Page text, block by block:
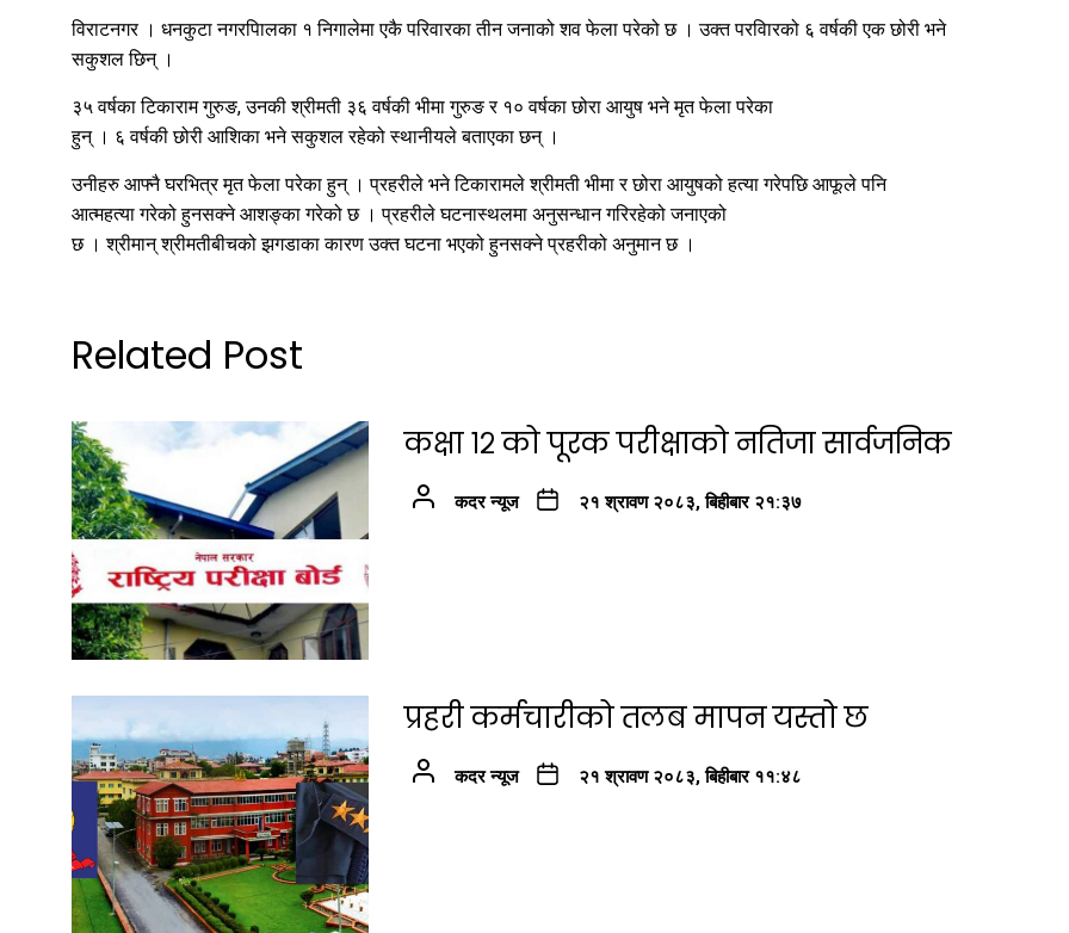
विराटनगर । धनकुटा नगरपािलका १ निगालेमा एकै परिवारका तीन जनाको शव फेला परेको छ । उक्त परविारको ६ वर्षकी एक छोरी भने
सकुशल छिन् ।
३५ वर्षका टिकाराम गुरुङ, उनकी श्रीमती ३६ वर्षकी भीमा गुरुङ र १० वर्षका छोरा आयुष भने मृत फेला परेका
हुन् । ६ वर्षकी छोरी आशिका भने सकुशल रहेको स्थानीयले बताएका छन् ।
उनीहरु आफ्नै घरभित्र मृत फेला परेका हुन् । प्रहरीले भने टिकारामले श्रीमती भीमा र छोरा आयुषको हत्या गरेपछि आफूले पनि
आत्महत्या गरेको हुनसक्ने आशङ्का गरेको छ । प्रहरीले घटनास्थलमा अनुसन्धान गरिरहेको जनाएको
छ । श्रीमान् श्रीमतीबीचको झगडाका कारण उक्त घटना भएको हुनसक्ने प्रहरीको अनुमान छ ।
Related Post
कक्षा १२ को पूरक परीक्षाको नतिजा सार्वजनिक
कदर न्यूज २१ श्रावण २०८३, बिहीबार २१:३७
प्रहरी कर्मचारीको तलब मापन यस्तो छ
कदर न्यूज २१ श्रावण २०८३, बिहीबार ११:४८